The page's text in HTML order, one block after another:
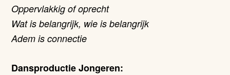
Oppervlakkig of oprecht
Wat is belangrijk, wie is belangrijk
Adem is connectie
Dansproductie Jongeren: